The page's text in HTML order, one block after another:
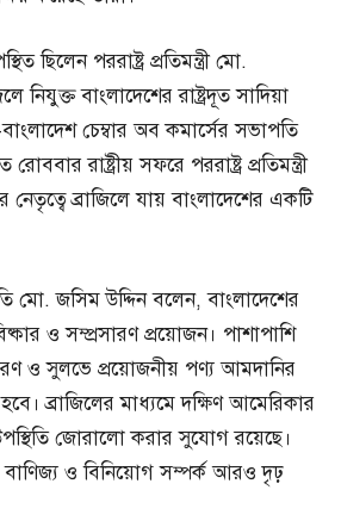
ছিলেন পররাষ্ট্র প্রতিমন্ত্রী মো.
নিযুক্ত বাংলাদেশের রাষ্ট্রদূত সাদিয়া
চেম্বার অব কমার্সের সভাপতি
রাষ্ট্রীয় সফরে পররাষ্ট্র প্রতিমন্ত্রী
ব্রাজিলে যায় বাংলাদেশের একটি
জসিম উদ্দিন বলেন, বাংলাদেশের
ও সম্প্রসারণ প্রয়োজন। পাশাপাশি
ও সুলভে প্রয়োজনীয় পণ্য আমদানির
ব্রাজিলের মাধ্যমে দক্ষিণ আমেরিকার
জোরালো করার সুযোগ রয়েছে।
ও বিনিয়োগ সম্পর্ক আরও দৃঢ়